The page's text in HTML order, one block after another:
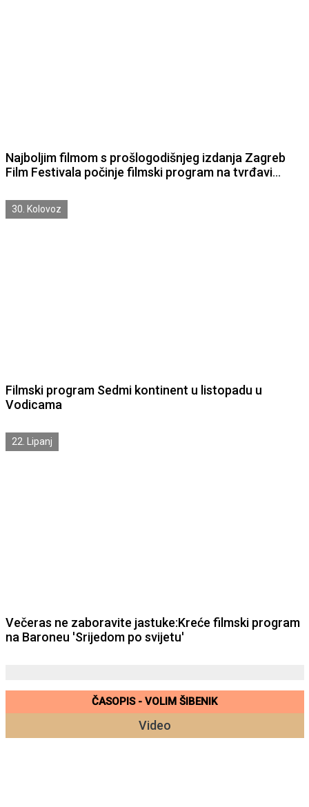
Najboljim filmom s prošlogodišnjeg izdanja Zagreb
Film Festivala počinje filmski program na tvrđavi
30. Kolovoz
Filmski program Sedmi kontinent u listopadu u
Vodicama
22. Lipanj
Večeras ne zaboravite jastuke:Kreće filmski program
na Baroneu 'Srijedom po svijetu'
ČASOPIS - VOLIM ŠIBENIK
Video